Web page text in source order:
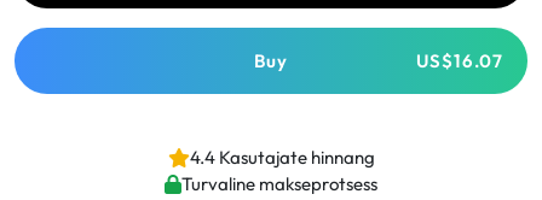
Buy US$16.07
4.4 Kasutajate hinnang
Turvaline makseprotsess